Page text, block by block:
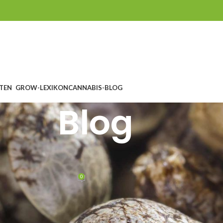
GROW-LEXIKONCANNABIS-BLOG
Blog
GROWING
System unter der Lupe
On 24. März 2014 0
Form der Hydroponic ist dieAeroponik, jedoch verzichteten viele
waren. Mittlerweile gibt es jedoch erschwingliche Komplett-